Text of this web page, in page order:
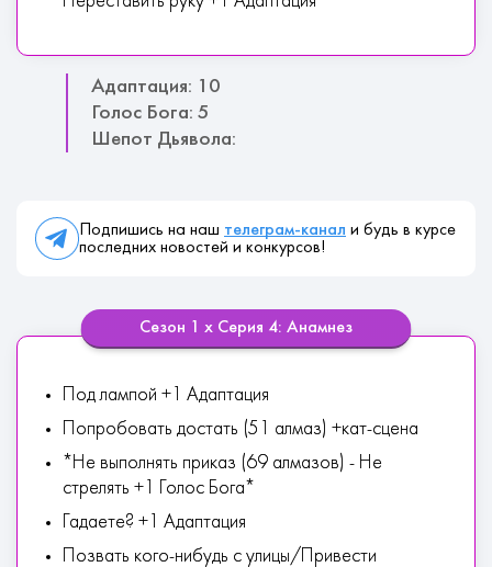
Адаптация: 10
Голос Бога: 5
Шепот Дьявола:
Подпишись на наш телеграм-канал и будь в курсе
последних новостей и конкурсов!
Сезон 1 х Серия 4: Анамнез
Под лампой +1 Адаптация
Попробовать достать (51 алмаз) +кат-сцена
*Не выполнять приказ (69 алмазов) - Не
стрелять +1 Голос Бога*
Гадаете? +1 Адаптация
Позвать кого-нибудь с улицы/Привести